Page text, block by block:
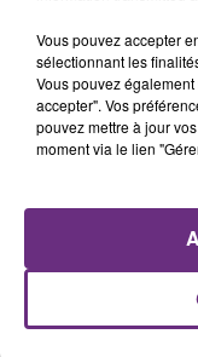
Vous pouvez accepter
sélectionnant les
Vous pouvez
accepter". Vos
pouvez mettre à jour
moment via le lien